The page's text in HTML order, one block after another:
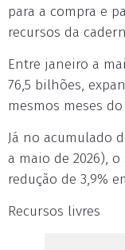
para a compra e
recursos da
Entre janeiro a
76,5 bilhões,
mesmos meses
Já no acumulado
a maio de 2026), o
redução de 3,9%
Recursos livres